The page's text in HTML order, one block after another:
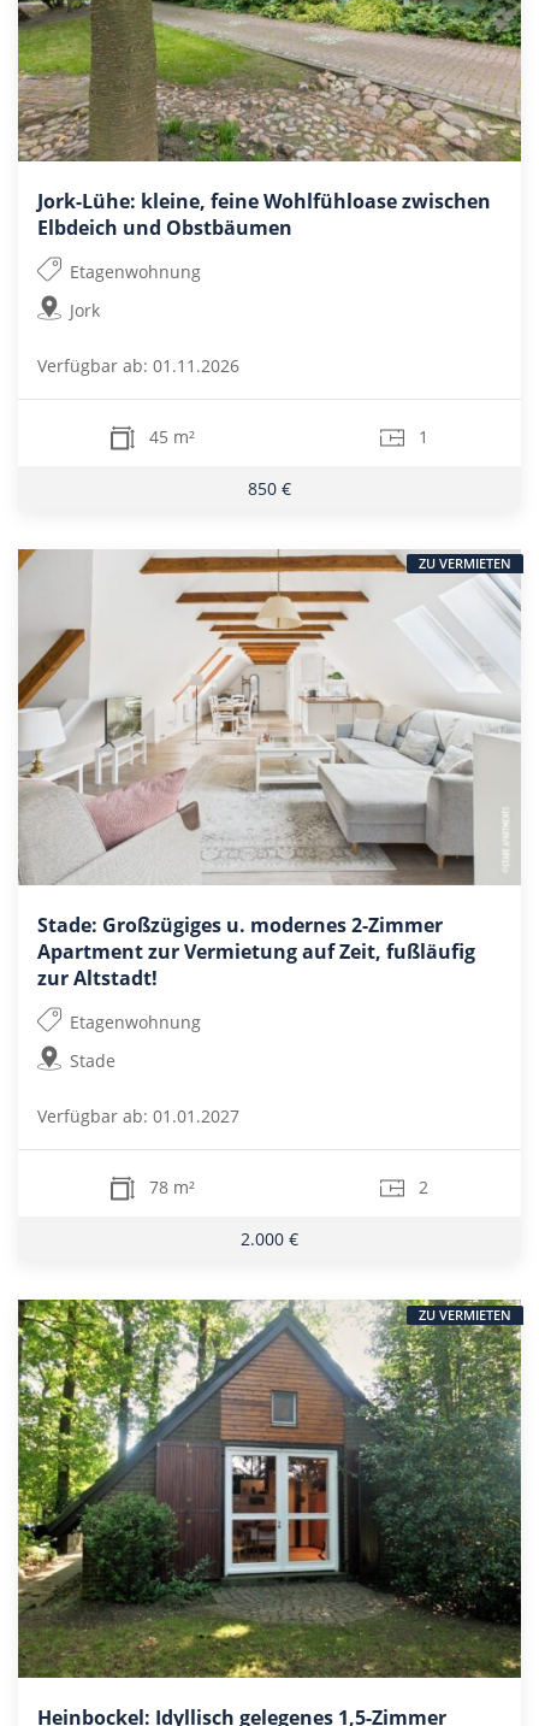
Jork-Lühe: kleine, feine Wohlfühloase zwischen
Elbdeich und Obstbäumen
Etagenwohnung
Jork
Verfügbar ab: 01.11.2026
45 m² 1
850 €
Stade: Großzügiges u. modernes 2-Zimmer
Apartment zur Vermietung auf Zeit, fußläufig
zur Altstadt!
Etagenwohnung
Stade
Verfügbar ab: 01.01.2027
78 m² 2
2.000 €
ZU VERMIETEN
Heinbockel: Idyllisch gelegenes 1,5-Zimmer
ZU VERMIETEN